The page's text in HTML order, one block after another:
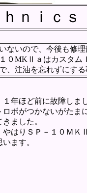
ｈｎｉｃ
いので、今後も修
ａはカスタムＩ
油を忘れずにする
１年ほど前に故障しま
ボがつかないがたま
ました。
やはりＳＰ－１０Ｍ
ます。